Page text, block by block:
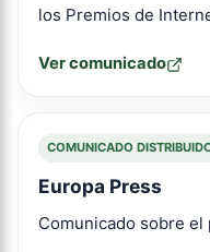
los Premios de
Ver comunicado
COMUNICADO
Europa Press
Comunicado sobre